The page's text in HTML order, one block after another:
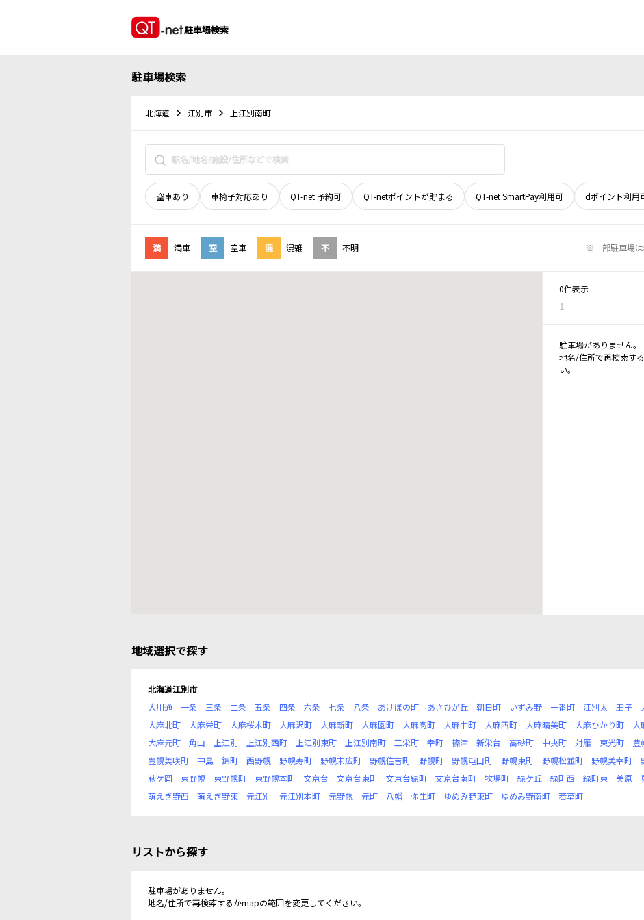
駐車場検索
駐車場検索
北海道 江別市 上江別南町
空車あり 車椅子対応あり QT-net 予約可 QT-netポイントが貯まる QT-net SmartPay利用可 dポイント利用
満 満車 空 空車 混 混雑 不 不明 ※一部駐車場
0件表示
1
駐車場がありません。
地名/住所で再検索す
い。
地域選択で探す
北海道江別市
大川通
一条 三条 二条 五条 四条 六条 七条 八条 あけぼの町 あさひが丘 朝日町 いずみ野 一番町 江別太 王子
大麻北町
大麻栄町 大麻桜木町 大麻沢町 大麻新町 大麻園町 大麻高町 大麻中町 大麻西町 大麻晴美町 大麻ひかり町 大
大麻元町
角山 上江別 上江別西町 上江別東町 上江別南町 工栄町 幸町 篠津 新栄台 高砂町 中央町 対雁 東光町 豊
豊幌美咲町
中島 錦町 西野幌 野幌寿町 野幌末広町 野幌住吉町 野幌町 野幌屯田町 野幌東町 野幌松並町 野幌美幸町
萩ケ岡
東野幌 東野幌町 東野幌本町 文京台 文京台東町 文京台緑町 文京台南町 牧場町 緑ケ丘 緑町西 緑町東 美原
萌えぎ野西
萌えぎ野東 元江別 元江別本町 元野幌 元町 八幡 弥生町 ゆめみ野東町 ゆめみ野南町 若草町
リストから探す
駐車場がありません。
地名/住所で再検索するかmapの範囲を変更してください。